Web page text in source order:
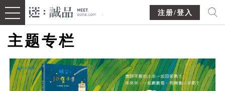
注册/登入
主题专栏